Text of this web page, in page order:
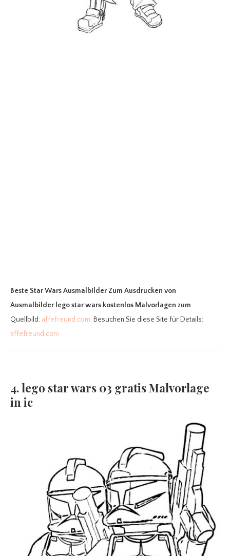
Beste Star Wars Ausmalbilder Zum Ausdrucken von
Ausmalbilder lego star wars kostenlos Malvorlagen zum.
Quellbild: affefreund.com. Besuchen Sie diese Site für Details:
affefreund.com
4. lego star wars 03 gratis Malvorlage
in ic